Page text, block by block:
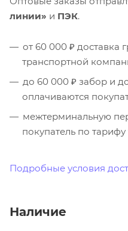
линии» и ПЭК.
от 60 000 ₽ доставка
транспортной
до 60 000 ₽ забор и
оплачиваются
межтерминальную
покупатель по
Подробные условия
Наличие